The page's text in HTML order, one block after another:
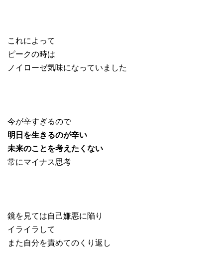
これによって
ピークの時は
ノイローゼ気味になっていました
今が辛すぎるので
明日を生きるのが辛い
未来のことを考えたくない
常にマイナス思考
鏡を見ては自己嫌悪に陥り
イライラして
また自分を責めてのくり返し